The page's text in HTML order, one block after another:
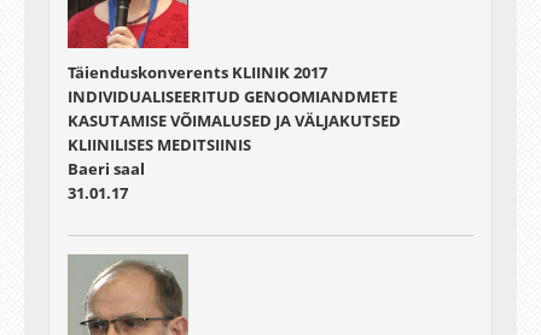
Täienduskonverents KLIINIK 2017
INDIVIDUALISEERITUD GENOOMIANDMETE
KASUTAMISE VÕIMALUSED JA VÄLJAKUTSED
KLIINILISES MEDITSIINIS
Baeri saal
31.01.17